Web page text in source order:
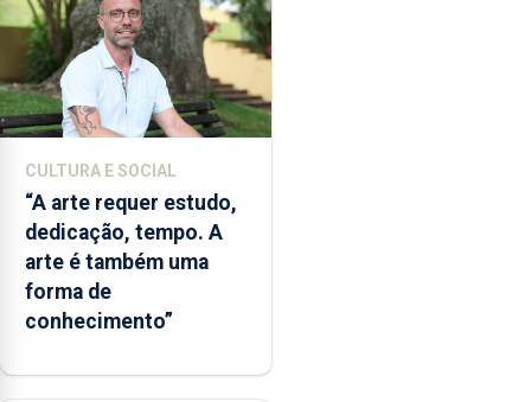
abertura
dos
museus
e
núcleos
integrados
na
Rede
Municipal
de
Museus
sábados
CULTURA E SOCIAL
“A arte requer estudo,
dedicação, tempo. A
arte é também uma
forma de
conhecimento”